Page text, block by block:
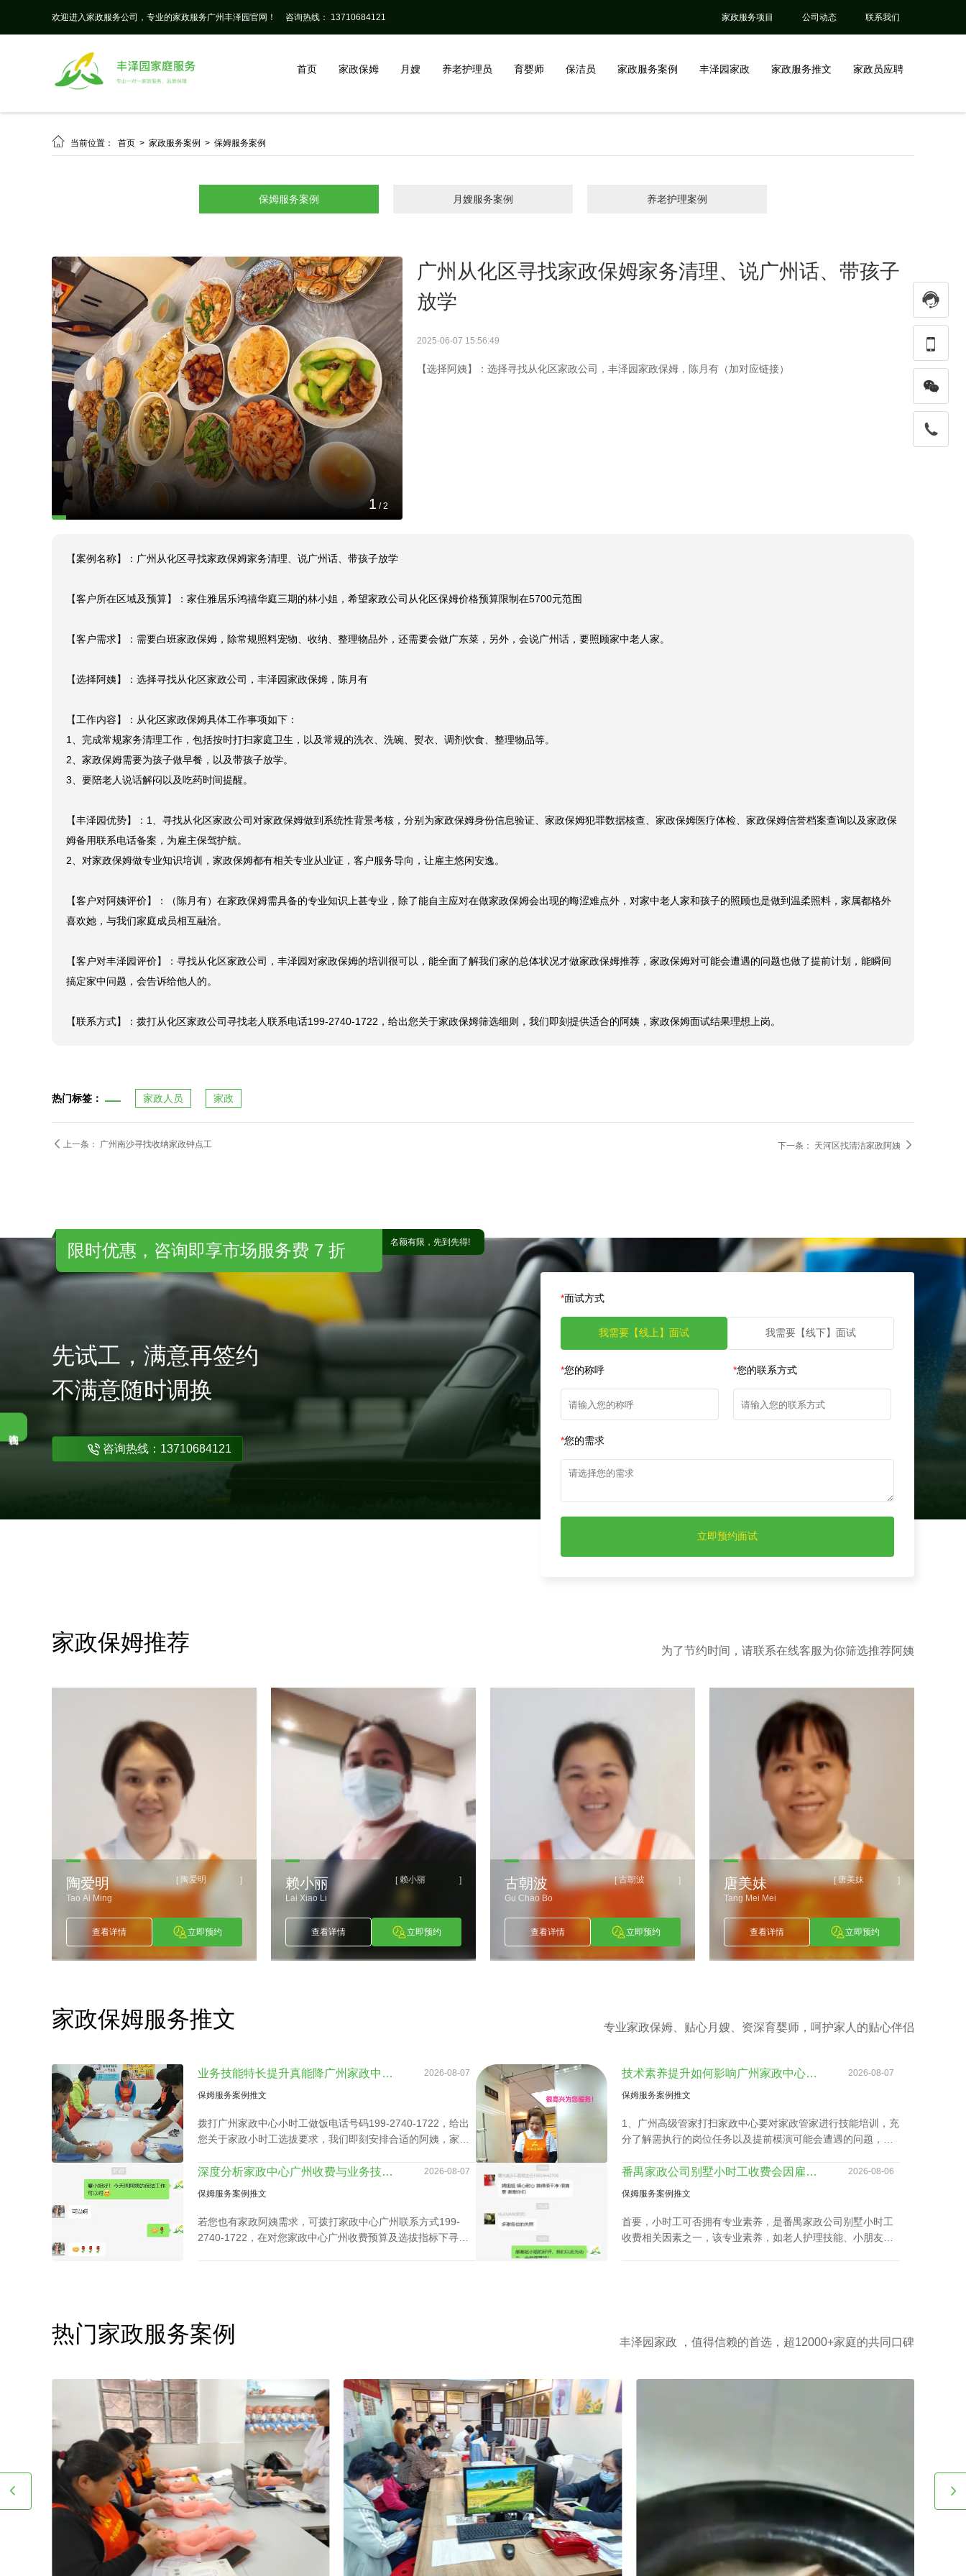
欢迎进入家政服务公司，专业的家政服务广州丰泽园官网！ 咨询热线： 13710684121 家政服务项目 公司动态 联系我们
首页 家政保姆 月嫂 养老护理员 育婴师 保洁员 家政服务案例 丰泽园家政 家政服务推文 家政员应聘
 当前位置： 首页 > 家政服务案例 > 保姆服务案例
保姆服务案例 月嫂服务案例 养老护理案例
1 /2
广州从化区寻找家政保姆家务清理、说广州话、带孩子
放学
2025-06-07 15:56:49
【选择阿姨】：选择寻找从化区家政公司，丰泽园家政保姆，陈月有（加对应链接）
【案例名称】：广州从化区寻找家政保姆家务清理、说广州话、带孩子放学
【客户所在区域及预算】：家住雅居乐鸿禧华庭三期的林小姐，希望家政公司从化区保姆价格预算限制在5700元范围
【客户需求】：需要白班家政保姆，除常规照料宠物、收纳、整理物品外，还需要会做广东菜，另外，会说广州话，要照顾家中老人家。
【选择阿姨】：选择寻找从化区家政公司，丰泽园家政保姆，陈月有
【工作内容】：从化区家政保姆具体工作事项如下：
1、完成常规家务清理工作，包括按时打扫家庭卫生，以及常规的洗衣、洗碗、熨衣、调剂饮食、整理物品等。
2、家政保姆需要为孩子做早餐，以及带孩子放学。
3、要陪老人说话解闷以及吃药时间提醒。
【丰泽园优势】：1、寻找从化区家政公司对家政保姆做到系统性背景考核，分别为家政保姆身份信息验证、家政保姆犯罪数据核查、家政保姆医疗体检、家政保姆信誉档案查询以及家政保
姆备用联系电话备案，为雇主保驾护航。
2、对家政保姆做专业知识培训，家政保姆都有相关专业从业证，客户服务导向，让雇主悠闲安逸。
【客户对阿姨评价】：（陈月有）在家政保姆需具备的专业知识上甚专业，除了能自主应对在做家政保姆会出现的晦涩难点外，对家中老人家和孩子的照顾也是做到温柔照料，家属都格外
喜欢她，与我们家庭成员相互融洽。
【客户对丰泽园评价】：寻找从化区家政公司，丰泽园对家政保姆的培训很可以，能全面了解我们家的总体状况才做家政保姆推荐，家政保姆对可能会遭遇的问题也做了提前计划，能瞬间
搞定家中问题，会告诉给他人的。
【联系方式】：拨打从化区家政公司寻找老人联系电话199-2740-1722，给出您关于家政保姆筛选细则，我们即刻提供适合的阿姨，家政保姆面试结果理想上岗。
热门标签： 家政人员 家政
 上一条： 广州南沙寻找收纳家政钟点工 下一条： 天河区找清洁家政阿姨 
限时优惠，咨询即享市场服务费 7 折 名额有限，先到先得!
先试工，满意再签约
不满意随时调换
咨询热线：13710684121
*面试方式
我需要【线上】面试 我需要【线下】面试
*您的称呼 *您的联系方式
*您的需求
家政保姆推荐 为了节约时间，请联系在线客服为你筛选推荐阿姨
[ 陶爱明 ]
陶爱明
Tao Ai Ming
查看详情 立即预约
[ 赖小丽 ]
赖小丽
Lai Xiao Li
查看详情 立即预约
[ 古朝波 ]
古朝波
Gu Chao Bo
查看详情 立即预约
[ 唐美妹 ]
唐美妹
Tang Mei Mei
查看详情 立即预约
家政保姆服务推文 专业家政保姆、贴心月嫂、资深育婴师，呵护家人的贴心伴侣
业务技能特长提升真能降广州家政中心护理孩子收费？ 2026-08-07
保姆服务案例推文
拨打广州家政中心小时工做饭电话号码199-2740-1722，给出
您关于家政小时工选拔要求，我们即刻安排合适的阿姨，家政
技术素养提升如何影响广州家政中心流程价位 2026-08-07
保姆服务案例推文
1、广州高级管家打扫家政中心要对家政管家进行技能培训，充
分了解需执行的岗位任务以及提前模演可能会遭遇的问题，迅
调查，完成实名核查、犯罪记录验证、个人信用报告查询等。
约，提供项目及广州家政中心流程价位需列明。
深度分析家政中心广州收费与业务技能专长关系 2026-08-07
保姆服务案例推文
若您也有家政阿姨需求，可拨打家政中心广州联系方式199-
2740-1722，在对您家政中心广州收费预算及选拔指标下寻找
番禺家政公司别墅小时工收费会因雇主要求而变动？ 2026-08-06
保姆服务案例推文
首要，小时工可否拥有专业素养，是番禺家政公司别墅小时工
收费相关因素之一，该专业素养，如老人护理技能、小朋友伺
热门家政服务案例 丰泽园家政 ，值得信赖的首选，超12000+家庭的共同口碑
 

